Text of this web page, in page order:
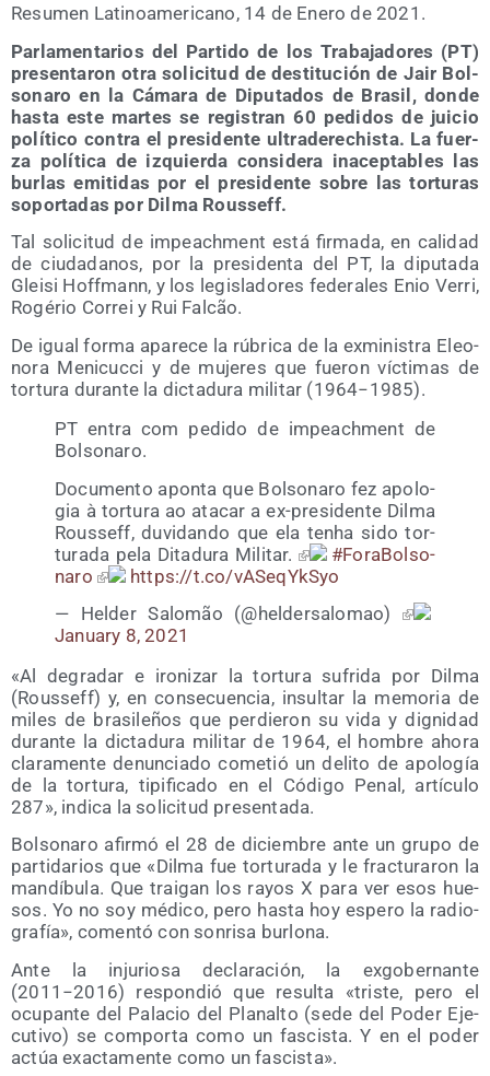
Resu­men Lati­no­ame­ri­cano, 14 de Enero de 2021.
Par­la­men­ta­rios del Par­ti­do de los Tra­ba­ja­do­res (PT)
pre­sen­ta­ron otra soli­ci­tud de des­ti­tu­ción de Jair Bol­
so­na­ro en la Cáma­ra de Dipu­tados de Bra­sil, don­de
has­ta este mar­tes se regis­tran 60 pedi­dos de jui­cio
polí­ti­co con­tra el pre­si­den­te ultra­de­re­chis­ta. La fuer­
za polí­ti­ca de izquier­da con­si­de­ra inacep­ta­bles las
bur­las emi­ti­das por el pre­si­den­te sobre las tor­tu­ras
sopor­ta­das por Dil­ma Rousseff.
Tal soli­ci­tud de impeach­ment está fir­ma­da, en cali­dad
de ciu­da­da­nos, por la pre­si­den­ta del PT, la dipu­tada
Glei­si Hoff­mann, y los legis­la­do­res fede­ra­les Enio Verri,
Rogé­rio Correi y Rui Falcão.
De igual for­ma apa­re­ce la rúbri­ca de la exmi­nis­tra Eleo­
no­ra Meni­cuc­ci y de muje­res que fue­ron víc­ti­mas de
tor­tu­ra duran­te la dic­ta­du­ra mili­tar (1964−1985).
PT entra com pedi­do de impeach­ment de
Bolsonaro.
Docu­men­to apon­ta que Bol­so­na­ro fez apo­lo­
gia à tor­tu­ra ao ata­car a ex-pre­si­den­te Dil­ma
Rous­seff, duvi­dan­do que ela tenha sido tor­
tu­ra­da pela Dita­du­ra Mili­tar.
#Fora­Bol­so­
na­ro
https://t.co/vASeqYkSyo
— Hel­der Salo­mão (@heldersalomao)
January 8, 2021
«Al degra­dar e iro­ni­zar la tor­tu­ra sufri­da por Dil­ma
(Rous­seff) y, en con­se­cuen­cia, insul­tar la memo­ria de
miles de bra­si­le­ños que per­die­ron su vida y dig­ni­dad
duran­te la dic­ta­du­ra mili­tar de 1964, el hom­bre aho­ra
cla­ra­men­te denun­cia­do come­tió un deli­to de apo­lo­gía
de la tor­tu­ra, tipi­fi­ca­do en el Códi­go Penal, artícu­lo
287», indi­ca la soli­ci­tud presentada.
Bol­so­na­ro afir­mó el 28 de diciem­bre ante un gru­po de
par­ti­da­rios que «Dil­ma fue tor­tu­ra­da y le frac­tu­ra­ron la
man­dí­bu­la. Que trai­gan los rayos X para ver esos hue­
sos. Yo no soy médi­co, pero has­ta hoy espe­ro la radio­
gra­fía», comen­tó con son­ri­sa burlona.
Ante la inju­rio­sa decla­ra­ción, la exgo­ber­nan­te
(2011−2016) res­pon­dió que resul­ta «tris­te, pero el
ocu­pan­te del Pala­cio del Pla­nal­to (sede del Poder Eje­
cu­ti­vo) se com­por­ta como un fas­cis­ta. Y en el poder
actúa exac­ta­men­te como un fascista».